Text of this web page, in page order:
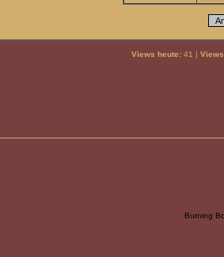
Views heute:41 |
Burning